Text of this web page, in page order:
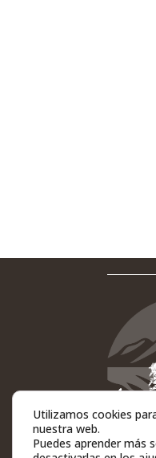
Utilizamos cookies
nuestra web.
Puedes aprender más